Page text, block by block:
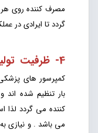
مصرف کننده روی
گردد تا ایرادی در
4- ظرفیت تولید و فشار کاری کمپرسور :
بار تنظیم شده
می باشد . و نیازی